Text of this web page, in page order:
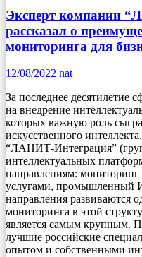
Эксперт компании
рассказал о
мониторинга для
12/08/2022 nat
За последнее десятилетие
на внедрение
которых важную роль
искусственного
“ЛАНИТ-Интеграция”
интеллектуальных
направлениям:
услугами, промышленный
направления развиваются
мониторинга в этой
является самым крупным.
лучшие российские
опытом и собственными